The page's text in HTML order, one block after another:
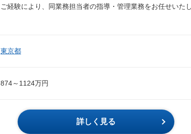
ご経験により、同業務担当者の指導・管理業務をお任せいた
東京都
874～1124万円
詳しく見る